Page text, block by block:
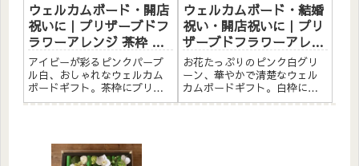
ウェルカムボード・開店
祝いに｜プリザーブドフ
ラワーアレンジ 茶枠 ア
イビー〈ピンクパープル
白〉文字入れ
アイビーが彩るピンクパープ
ル白、おしゃれなウェルカム
ボードギフト。茶枠にプリザ
ーブドフラワーと造花をたっ
けでも置き型でも飾れます。
ウェルカムボード・結婚
祝い・開店祝いに｜プリ
ザーブドフラワーアレン
ジ 白枠〈ピンク白グリー
ン〉文字入れ
お花たっぷりのピンク白グリ
ーン、華やかで清楚なウェル
カムボードギフト。白枠にプ
リザーブドフラワーと造花を